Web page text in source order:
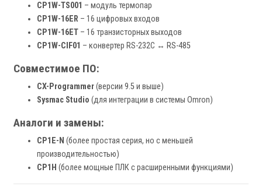
CP1W-TS001 – модуль термопар
CP1W-16ER – 16 цифровых входов
CP1W-16ET – 16 транзисторных выходов
CP1W-CIF01 – конвертер RS-232C ↔ RS-485
Совместимое ПО:
CX-Programmer(версии 9.5 и выше)
Sysmac Studio (для интеграции в системы Omron)
Аналоги и замены:
CP1E-N (более простая серия, но с меньшей
производительностью)
CP1H (более мощные ПЛК с расширенными функциями)